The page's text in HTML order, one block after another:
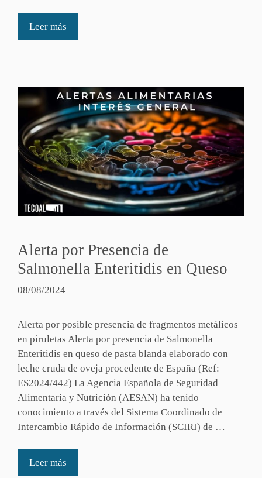
Leer más
Alerta por Presencia de
Salmonella Enteritidis en Queso
08/08/2024
Alerta por posible presencia de fragmentos metálicos
en piruletas Alerta por presencia de Salmonella
Enteritidis en queso de pasta blanda elaborado con
leche cruda de oveja procedente de España (Ref:
ES2024/442) La Agencia Española de Seguridad
Alimentaria y Nutrición (AESAN) ha tenido
conocimiento a través del Sistema Coordinado de
Intercambio Rápido de Información (SCIRI) de …
Leer más